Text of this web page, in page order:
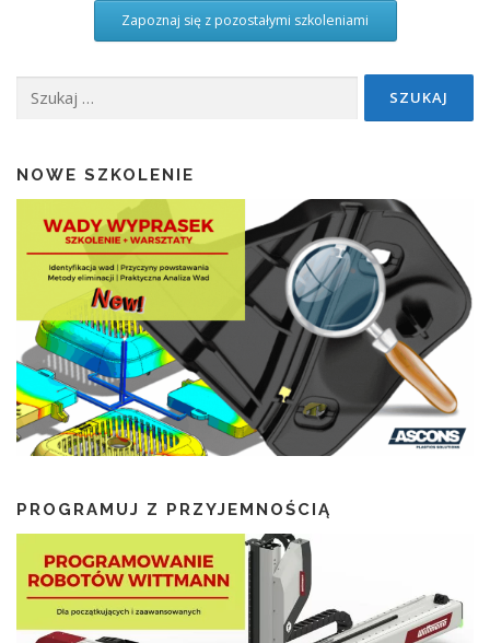
Zapoznaj się z pozostałymi szkoleniami
NOWE SZKOLENIE
PROGRAMUJ Z PRZYJEMNOŚCIĄ